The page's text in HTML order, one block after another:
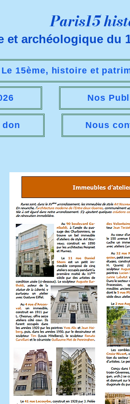
Paris15
et archéologique du
Le 15ème, histoire et
Nos
Nous